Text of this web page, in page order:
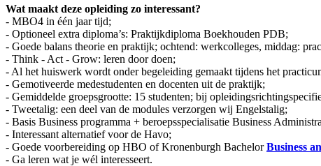
Wat maakt deze opleiding zo interessant?
- MBO4 in één jaar tijd;
- Optioneel extra diploma’s: Praktijkdiploma Boekhouden PDB;
- Goede balans theorie en praktijk; ochtend: werkcolleges, middag:
- Think - Act - Grow: leren door doen;
- Al het huiswerk wordt onder begeleiding gemaakt tijdens het
- Gemotiveerde medestudenten en docenten uit de praktijk;
- Gemiddelde groepsgrootte: 15 studenten; bij
- Tweetalig: een deel van de modules verzorgen wij Engelstalig;
- Basis Business programma + beroepsspecialisatie Business
- Interessant alternatief voor de Havo;
- Goede voorbereiding op HBO of Kronenburgh BachelorBusiness
- Ga leren wat je wél interesseert.